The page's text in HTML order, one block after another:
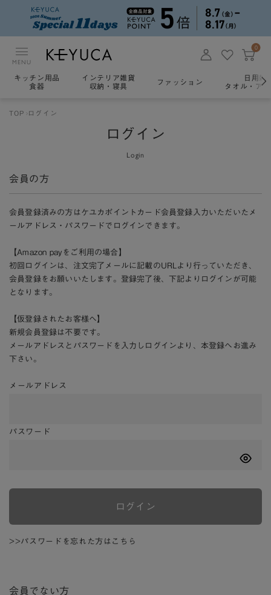
MENU
0
キッチン用品
食器
インテリア雑貨
収納・寝具
ファッション
日用雑
タオル・ア
TOP ログイン
ログイン
Login
会員の方
会員登録済みの方はケユカポイントカード会員登録入力いただいたメ
ールアドレス・パスワードでログインできます。
【Amazon payをご利用の場合】
初回ログインは、注文完了メールに記載のURLより行っていただき、
会員登録をお願いいたします。登録完了後、下記よりログインが可能
となります。
【仮登録されたお客様へ】
新規会員登録は不要です。
メールアドレスとパスワードを入力しログインより、本登録へお進み
下さい。
メールアドレス
パスワード
ログイン
>>パスワードを忘れた方はこちら
会員でない方